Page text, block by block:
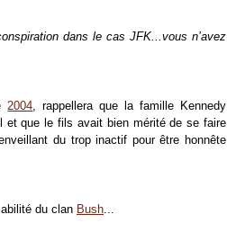
dans le cas JFK...vous n’avez
2004, rappellera que la famille Kennedy
et que le fils avait bien mérité de se faire
du trop inactif pour être honnête
du clan Bush...